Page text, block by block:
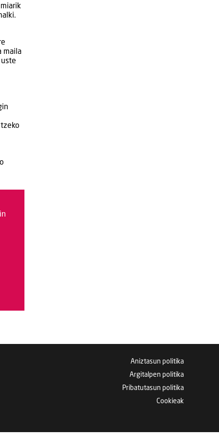
maila
Aniztasun politika
Argitalpen politika
Pribatutasun politika
Cookieak